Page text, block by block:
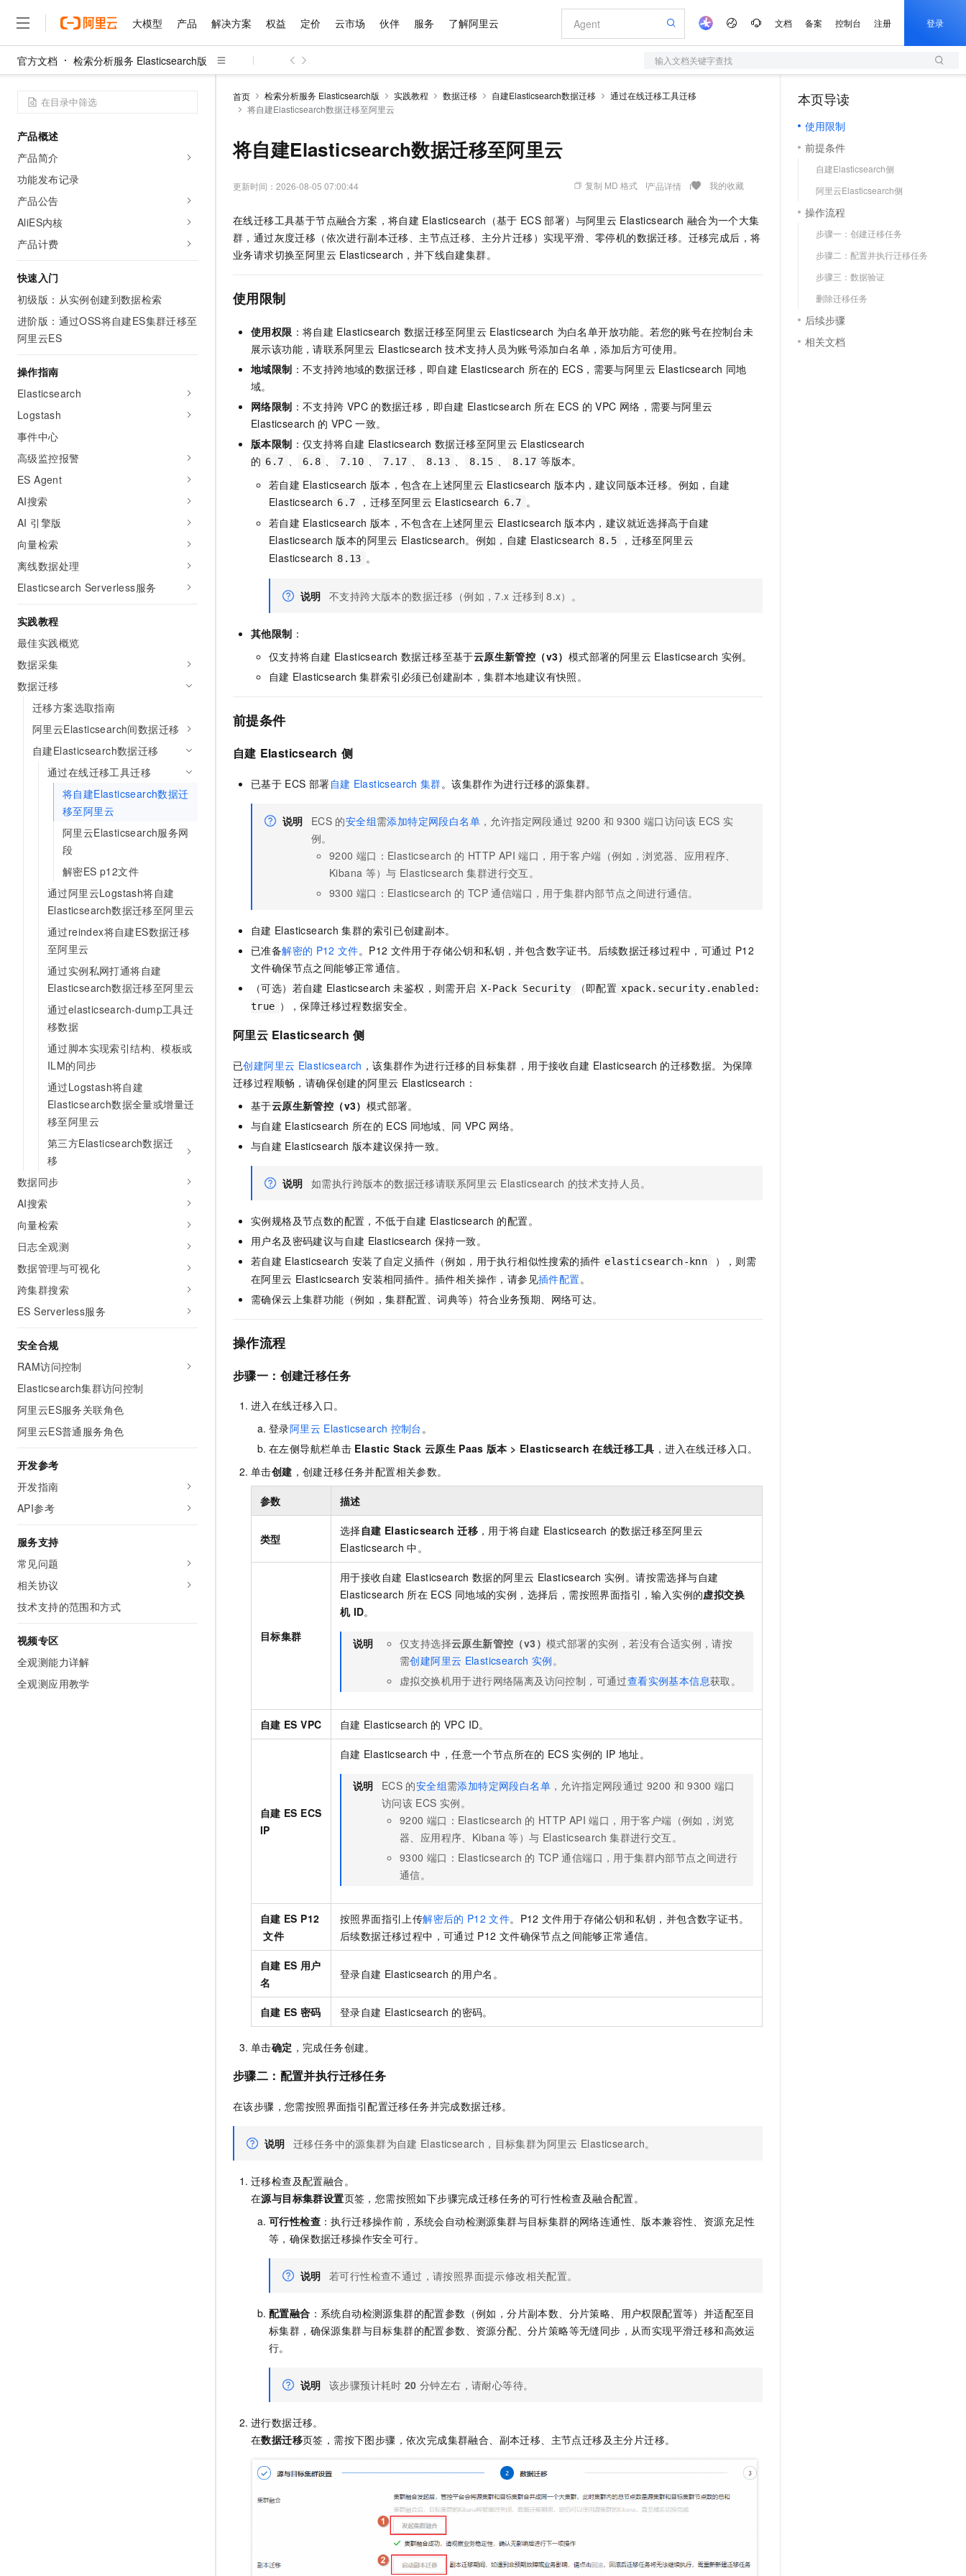
大模型 产品 解决方案 权益 定价 云市场 伙伴 服务 了解阿里云 文档 备案 控制台 注册 登录
官方文档 检索分析服务 Elasticsearch版 输入文档关键字查找
产品概述
产品简介
功能发布记录
产品公告
AliES内核
产品计费
快速入门
初级版：从实例创建到数据检索
进阶版：通过OSS将自建ES集群迁移至
阿里云ES
操作指南
Elasticsearch
Logstash
事件中心
高级监控报警
ES Agent
AI搜索
AI 引擎版
向量检索
离线数据处理
Elasticsearch Serverless服务
实践教程
最佳实践概览
数据采集
数据迁移
迁移方案选取指南
阿里云Elasticsearch间数据迁移
自建Elasticsearch数据迁移
通过在线迁移工具迁移
将自建Elasticsearch数据迁
移至阿里云
阿里云Elasticsearch服务网
段
解密ES p12文件
通过阿里云Logstash将自建
Elasticsearch数据迁移至阿里云
通过reindex将自建ES数据迁移
至阿里云
通过实例私网打通将自建
Elasticsearch数据迁移至阿里云
通过elasticsearch-dump工具迁
移数据
通过脚本实现索引结构、模板或
ILM的同步
通过Logstash将自建
Elasticsearch数据全量或增量迁
移至阿里云
第三方Elasticsearch数据迁
移
数据同步
AI搜索
向量检索
日志全观测
数据管理与可视化
跨集群搜索
ES Serverless服务
安全合规
RAM访问控制
Elasticsearch集群访问控制
阿里云ES服务关联角色
阿里云ES普通服务角色
开发参考
开发指南
API参考
服务支持
常见问题
相关协议
技术支持的范围和方式
视频专区
全观测能力详解
全观测应用教学
首页 检索分析服务 Elasticsearch版 实践教程 数据迁移 自建Elasticsearch数据迁移
通过在线迁移工具迁移
将自建Elasticsearch数据迁移至阿里云
将自建Elasticsearch数据迁移至阿里云
更新时间： 2026-08-05 07:00:44 复制 MD 格式 产品详情 我的收藏
在线迁移工具基于节点融合方案，将自建 Elasticsearch（基于 ECS 部署）与阿里云 Elasticsearch 融合为一个大集
群，通过灰度迁移（依次进行副本迁移、主节点迁移、主分片迁移）实现平滑、零停机的数据迁移。迁移完成后，将
业务请求切换至阿里云 Elasticsearch，并下线自建集群。
使用限制
使用权限 ：将自建 Elasticsearch 数据迁移至阿里云 Elasticsearch 为白名单开放功能。若您的账号在控制台未
展示该功能，请联系阿里云 Elasticsearch 技术支持人员为账号添加白名单，添加后方可使用。
地域限制 ：不支持跨地域的数据迁移，即自建 Elasticsearch 所在的 ECS，需要与阿里云 Elasticsearch 同地
域。
网络限制 ：不支持跨 VPC 的数据迁移，即自建 Elasticsearch 所在 ECS 的 VPC 网络，需要与阿里云
Elasticsearch 的 VPC 一致。
版本限制 ：仅支持将自建 Elasticsearch 数据迁移至阿里云 Elasticsearch
的 6.7 、 6.8 、 7.10 、 7.17 、 8.13 、 8.15 、 8.17 等版本。
若自建 Elasticsearch 版本，包含在上述阿里云 Elasticsearch 版本内，建议同版本迁移。例如，自建
Elasticsearch 6.7 ，迁移至阿里云 Elasticsearch 6.7 。
若自建 Elasticsearch 版本，不包含在上述阿里云 Elasticsearch 版本内，建议就近选择高于自建
Elasticsearch 版本的阿里云 Elasticsearch。例如，自建 Elasticsearch 8.5
，迁移至阿里云
Elasticsearch 8.13 。
说明 不支持跨大版本的数据迁移（例如，7.x 迁移到 8.x）。
其他限制 ：
仅支持将自建 Elasticsearch 数据迁移至基于云原生新管控（v3） 模式部署的阿里云 Elasticsearch 实例。
自建 Elasticsearch 集群索引必须已创建副本，集群本地建议有快照。
前提条件
自建 Elasticsearch 侧
已基于 ECS 部署自建 Elasticsearch 集群。该集群作为进行迁移的源集群。
说明 ECS 的安全组需添加特定网段白名单 ，允许指定网段通过 9200 和 9300 端口访问该 ECS 实
例。
9200 端口：Elasticsearch 的 HTTP API 端口，用于客户端（例如，浏览器、应用程序、
Kibana 等）与 Elasticsearch 集群进行交互。
9300 端口：Elasticsearch 的 TCP 通信端口，用于集群内部节点之间进行通信。
自建 Elasticsearch 集群的索引已创建副本。
已准备解密的 P12 文件。 P12 文件用于存储公钥和私钥，并包含数字证书。后续数据迁移过程中，可通过 P12
文件确保节点之间能够正常通信。
（可选）若自建 Elasticsearch 未鉴权，则需开启 X-Pack Security （即配置 xpack.security.enabled:
true ），保障迁移过程数据安全。
阿里云 Elasticsearch 侧
已创建阿里云 Elasticsearch ，该集群作为进行迁移的目标集群，用于接收自建 Elasticsearch 的迁移数据。为保障
迁移过程顺畅，请确保创建的阿里云 Elasticsearch：
基于云原生新管控（v3） 模式部署。
与自建 Elasticsearch 所在的 ECS 同地域、同 VPC 网络。
与自建 Elasticsearch 版本建议保持一致。
说明 如需执行跨版本的数据迁移请联系阿里云 Elasticsearch 的技术支持人员。
实例规格及节点数的配置，不低于自建 Elasticsearch 的配置。
用户名及密码建议与自建 Elasticsearch 保持一致。
若自建 Elasticsearch 安装了自定义插件（例如，用于执行相似性搜索的插件 elasticsearch-knn
），则需
在阿里云 Elasticsearch 安装相同插件。插件相关操作，请参见插件配置。
需确保云上集群功能（例如，集群配置、词典等）符合业务预期、网络可达。
操作流程
步骤一：创建迁移任务
进入在线迁移入口。
登录阿里云 Elasticsearch 控制台。
在左侧导航栏单击 Elastic Stack 云原生 Paas 版本 > Elasticsearch 在线迁移工具 ，进入在线迁移入口。
单击创建 ，创建迁移任务并配置相关参数。
参数 描述
类型
选择自建 Elasticsearch 迁移 ，用于将自建 Elasticsearch 的数据迁移至阿里云
Elasticsearch 中。
目标集群
用于接收自建 Elasticsearch 数据的阿里云 Elasticsearch 实例。请按需选择与自建
Elasticsearch 所在 ECS 同地域的实例，选择后，需按照界面指引，输入实例的虚拟交换
机 ID。
说明 仅支持选择云原生新管控（v3） 模式部署的实例，若没有合适实例，请按
需创建阿里云 Elasticsearch 实例。
虚拟交换机用于进行网络隔离及访问控制，可通过查看实例基本信息获取。
自建 ES VPC 自建 Elasticsearch 的 VPC ID。
自建 ES ECS
IP
自建 Elasticsearch 中，任意一个节点所在的 ECS 实例的 IP 地址。
说明 ECS 的安全组需添加特定网段白名单 ，允许指定网段通过 9200 和 9300 端口
访问该 ECS 实例。
9200 端口：Elasticsearch 的 HTTP API 端口，用于客户端（例如，浏览
器、应用程序、Kibana 等）与 Elasticsearch 集群进行交互。
9300 端口：Elasticsearch 的 TCP 通信端口，用于集群内部节点之间进行
通信。
自建 ES P12
文件
按照界面指引上传解密后的 P12 文件。 P12 文件用于存储公钥和私钥，并包含数字证书。
后续数据迁移过程中，可通过 P12 文件确保节点之间能够正常通信。
自建 ES 用户
名
登录自建 Elasticsearch 的用户名。
自建 ES 密码 登录自建 Elasticsearch 的密码。
单击确定 ，完成任务创建。
步骤二：配置并执行迁移任务
在该步骤，您需按照界面指引配置迁移任务并完成数据迁移。
说明 迁移任务中的源集群为自建 Elasticsearch，目标集群为阿里云 Elasticsearch。
迁移检查及配置融合。
在源与目标集群设置页签，您需按照如下步骤完成迁移任务的可行性检查及融合配置。
可行性检查 ：执行迁移操作前，系统会自动检测源集群与目标集群的网络连通性、版本兼容性、资源充足性
等，确保数据迁移操作安全可行。
说明 若可行性检查不通过，请按照界面提示修改相关配置。
配置融合 ：系统自动检测源集群的配置参数（例如，分片副本数、分片策略、用户权限配置等）并适配至目
标集群，确保源集群与目标集群的配置参数、资源分配、分片策略等无缝同步，从而实现平滑迁移和高效运
行。
说明 该步骤预计耗时 20 分钟左右，请耐心等待。
进行数据迁移。
在数据迁移页签，需按下图步骤，依次完成集群融合、副本迁移、主节点迁移及主分片迁移。
本页导读
使用限制
前提条件
自建Elasticsearch侧
阿里云Elasticsearch侧
操作流程
步骤一：创建迁移任务
步骤二：配置并执行迁移任务
步骤三：数据验证
删除迁移任务
后续步骤
相关文档
大模型
千问AI平台 大模型服务平台百炼
大模型
文本生成
Qwen3.8-Max HOT
智能体时代全能旗舰模型
视觉 Coding、空间感知、多模态思考等全面升级
Kimi-K3 NEW
Kimi 最新旗舰模型，长程编程与推理利器
1M上下文，专为长程任务能力而生
图片和视频生成
HappyHorse-1.1-T2V
让文字生成流畅细腻的高质量视频
文戏情感细腻自然，动作戏激烈拳拳到肉，实现更强表演能力
语音识别与合成
Qwen3-TTS-Flash
大模型服务
千问AI平台-Token Plan NEW
个人版上线、团队版降价；千问3.8-Max首发发尝鲜
千问AI平台-模型体验
Happy 系列大模型
新一代 AI 视频生成模型，深度适配广告营销等场景
大模型服务平台百炼-应用模版
大模型服务平台百炼-智能体
人工智能平台 PAI
AI Native 的算法工程平台，一站式完成建模、训练、推理服务部署
Qoder HOT
云端极速 AI 应用创作平台
大模型解决方案
10 分钟在聊天系统中增加一个 AI 助手 即刻拥有 DeepSeek-R1 满血版 超强辅助，Bolt.diy 一步搞定创意建站
产品
精选产品
计算
容器
存储
网络与CDN
安全
中间件
数据库
媒体服务
企业服务与云通信
终端用户计算
Serverless
迁移与运维管理
专有云
精选产品
大模型服务平台百炼 大模型
千问大模型 大模型
随时随地安全接入的云上超级电脑
云解析DNS
覆盖公网/内网、递归/权威、移动APP等全场景解析服务
云原生大数据计算服务 MaxCompute
面向分析的企业级SaaS模式云数据仓库
对象存储 OSS
一站式AI开发、训练和推理服务
Qoder CN
面向真实软件的智能体编程平台
云原生数据库 PolarDB
轻量应用服务器
数字证书管理服务（原SSL证书）
实现全站HTTPS，呈现可信的WEB访问
Data Agent 驱动的一站式 Data+AI 开发治理平台
解决方案
精选解决方案
互联网应用开发
大数据
现代化应用
安全
网络
可观测
上云与迁云
企业出海
政企业务
精选解决方案
千问办公，解锁你的工作新方式 NEW
Agency Agents：拥有专属领域专家
可视化编排打通从文字构思到成片全链路闭环
快速拥有专属 OpenClaw
让AI从“聊天伙伴”进化为能干活的“数字员工”
GLM-5.2：长任务时代开源旗舰模型
自主进化，持久记忆，越用越聪明
Claude Code + GStack 打造工程团队
安装技能 GStack，拥有专属 AI 工程团队
从聊天伙伴进化为能主动干活的本地数字员工
低代码高效构建企业门户网站
一句话生成原生可编辑精美 PPT 文稿
输入一句话想法, 轻松生成专业的 PPT
一键部署幻兽帕鲁游戏服务器
一键购买专属联机服务器，轻松开启游戏
漫剧工坊：一站式动画创作平台
快速生产连贯的高质量长漫剧
高效部署网站，快速应用到小程序
权益 普惠上云
普惠上云 官方力荐
官方推荐返现计划
高校专属算力普惠，学生认证享300元代金券
免费试用
解决方案免费试用 新老同享
最高领取价值200元试用点，立即开启云上创新
AI 产品 免费试用
1亿+ 大模型 tokens 和 30+ 款产品免费体验
140+云产品 免费试用
产品新客免费试用，最长12个月
大模型ACA认证体验
助力企业全员 AI 认知与能力提升
AI 特惠
阿里云 OPC 创新助力计划
Qwen3.8-Max 首发尝鲜，限时加量 10 倍，夜间低至2折
千问办公，限时限量积分加倍 NEW
你的AI工作搭子，覆盖日常办公高频场景
Night Plan 支持 Qwen 3.8-Max NEW
夜间 5 折，Qwen/Meoo/TokenPlan 客户专享
AI 场景体验
图文、视频一站生成，高效打造优质广告素材
AI 建站
AI 办公
AI智能应用，一键激活高效办公新体验
智能客服
AI 活动
AI 生产力先锋
先锋实践拓展 AI 生产力的边界
飞天发布时刻
所见，即是所愿
从基础到进阶，Agent 创客手把手教你
创新加速
覆盖90%+业务场景，专享组合折扣价
精选AI产品，从模型到应用全链提效
定价 产品定价
了解云产品的定价详情
云上成本管理
价格计算器
自助选配和估算价格
价格优势
配置报价器
阿里云 OPC 创新助力计划
Token 补贴，五大权
益加速 OPC 成功
云市场 精选商城
网站建设
多端小程序
Salesforce 国际版订阅
友盟天域
观测云
Tuya 物联网平台阿里云版
电子合同
Tableau 订阅
AI空中课堂在线直播课堂（旗舰版）
生态解决方案
行业生态解决方案
开发者生态解决方案
AI 开发和 AI 应用解决方案
数据与 API
身份实名认证
OCR 文字识别
发票查验
企业应用
ERP
OA 办公系统
财税管理
400电话
广告营销
基础软件
Docker
JAVA
全能环境
Red Hat
SUSE
建站小程序
模板小程序
定制小程序
APP 开发
专业服务
上云迁移
SSL 证书
伙伴 成为销售伙伴
分销伙伴
Salesforce On Alibaba Cloud
Consulting Partner 合作计划
成为产品伙伴
产品生态伙伴工作台
产品伙伴合作计划
数据库合作计划
云网络合作计划
Salesforce On Alibaba Cloud ISV 合作
服务生态伙伴
服务伙伴合作计划
Al MaaS 服务伙伴赋能合作
伙伴信用分合作计划
合作伙伴培训与认证
查询合作伙伴
登录合作伙伴管理后台
服务 售前咨询
在线服务
售后服务
自助服务
工单服务
短信专区
企业增值服务
企业增值服务台
服务实践
创新中心
阿里云认证
官网公告
开发者社区
了解阿里云 为什么选择阿里云
什么是云计算
技术领先
稳定可靠
安全合规
分析师报告
研究报告与白皮书
云开发大赛
入门学习赛
最佳实践
云栖战略参考
看见新力量
金融模力时刻
市场活动
活动全景
魔搭 ModelScope
云工开物
科研合作
加入我们